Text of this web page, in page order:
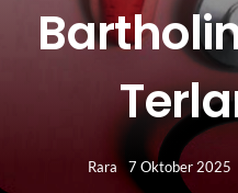
Rara 7 Oktober 2025